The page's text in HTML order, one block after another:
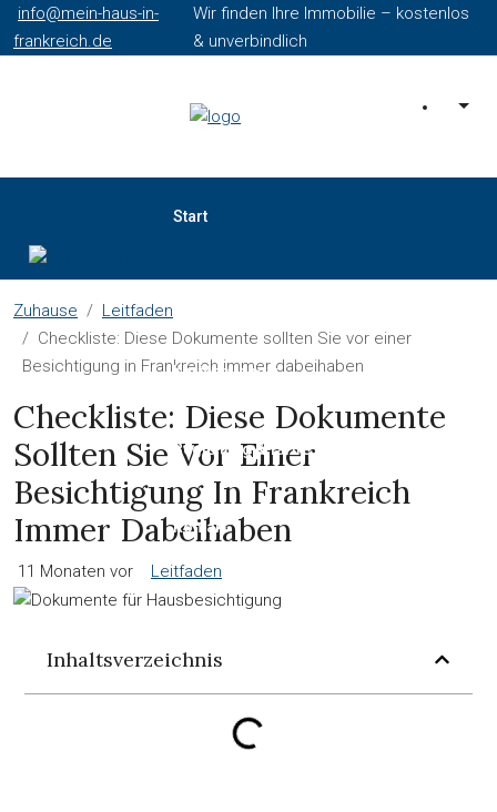
info@mein-haus-in-
frankreich.de
Wir finden Ihre Immobilie – kostenlos
& unverbindlich
Start
Kartensuche
Begleitung & Tarife
Kontakt
Deutsch
Zuhause
Leitfaden
Checkliste: Diese Dokumente sollten Sie vor einer
Besichtigung in Frankreich immer dabeihaben
Checkliste: Diese Dokumente
Sollten Sie Vor Einer
Besichtigung In Frankreich
Immer Dabeihaben
11 Monaten vor Leitfaden
Inhaltsverzeichnis